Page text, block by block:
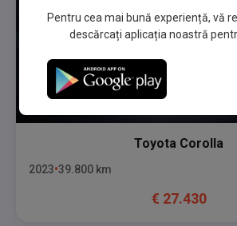
Toyota Corolla
2023 39.800 km
€ 27.430
Pentru cea mai bună experiență, vă
descărcați aplicația noastră